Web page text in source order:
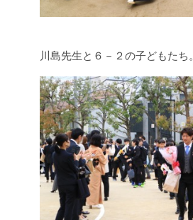
川島先生と６－２の子どもたち。